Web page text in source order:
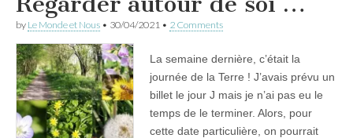
by Le Monde et Nous • 30/04/2021 • 2 Comments
La semaine dernière, c’était la
journée de la Terre ! J’avais prévu un
billet le jour J mais je n’ai pas eu le
temps de le terminer. Alors, pour
cette date particulière, on pourrait